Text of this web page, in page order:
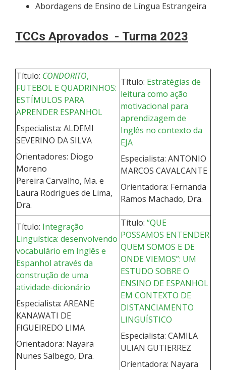
Abordagens de Ensino de Língua Estrangeira
TCCs Aprovados - Turma 2023
Título: CONDORITO,
FUTEBOL E QUADRINHOS:
ESTÍMULOS PARA
APRENDER ESPANHOL
Especialista: ALDEMI
SEVERINO DA SILVA
Orientadores: Diogo
Moreno
Pereira Carvalho, Ma. e
Laura Rodrigues de Lima,
Dra.
Título: Estratégias de
leitura como ação
motivacional para
aprendizagem de
Inglês no contexto da
EJA
Especialista: ANTONIO
MARCOS CAVALCANTE
Orientadora: Fernanda
Ramos Machado, Dra.
Título: Integração
Linguística: desenvolvendo
vocabulário em Inglês e
Espanhol através da
construção de uma
atividade-dicionário
Especialista: AREANE
KANAWATI DE
FIGUEIREDO LIMA
Orientadora: Nayara
Nunes Salbego, Dra.
Título: “QUE
POSSAMOS ENTENDER
QUEM SOMOS E DE
ONDE VIEMOS”: UM
ESTUDO SOBRE O
ENSINO DE ESPANHOL
EM CONTEXTO DE
DISTANCIAMENTO
LINGUÍSTICO
Especialista: CAMILA
ULIAN GUTIERREZ
Orientadora: Nayara